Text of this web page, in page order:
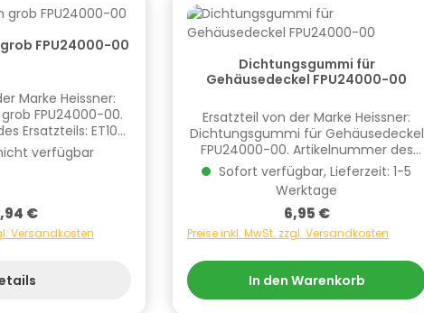
FPU24000-00
Marke Heissner:
FPU24000-00.
Ersatzteils: ET10-
EU
DE,
+4970244048100
(falls
verfügbar
Preis:
€
Versandkosten
Dichtungsgummi für
Gehäusedeckel FPU24000-00
Ersatzteil von der Marke Heissner:
Dichtungsgummi für Gehäusedeckel
FPU24000-00. Artikelnummer des
Ersatzteils: ET10-F4243. Informationen
zur Produktsicherheit Hersteller/EU
Verantwortliche Person: CF Group
Deutschland GmbH, Bahnhofstraße
68, 73240 Wendlingen, DE,
Gefahrstoffhinweise (falls
vorhanden):
Sofort verfügbar, Lieferzeit: 1-5
Werktage
Regulärer Preis:
6,95 €
Preise inkl. MwSt. zzgl. Versandkosten
In den Warenkorb